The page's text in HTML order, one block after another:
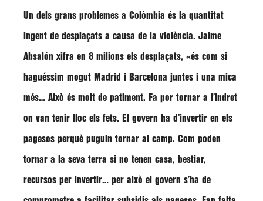
Un dels grans problemes a Colòmbia és la quantitat
ingent de desplaçats a causa de la violència. Jaime
Absalón xifra en 8 milions els desplaçats, «és com si
haguéssim mogut Madrid i Barcelona juntes i una mica
més… Això és molt de patiment. Fa por tornar a l’indret
on van tenir lloc els fets. El govern ha d’invertir en els
pagesos perquè puguin tornar al camp. Com poden
tornar a la seva terra si no tenen casa, bestiar,
recursos per invertir… per això el govern s’ha de